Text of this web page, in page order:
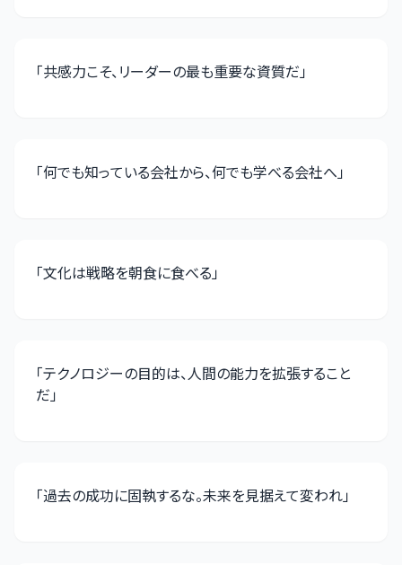
「共感力こそ、リーダーの最も重要な資質だ」
「何でも知っている会社から、何でも学べる会社へ」
「文化は戦略を朝食に食べる」
「テクノロジーの目的は、人間の能力を拡張すること
だ」
「過去の成功に固執するな。未来を見据えて変われ」